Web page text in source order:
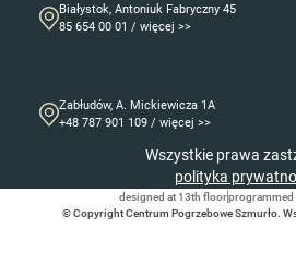
Białystok, Antoniuk Fabryczny 45
85 654 00 01 / więcej >>
Zabłudów, A. Mickiewicza 1A
+48 787 901 109 / więcej >>
Wszystkie prawa
polityka
designed at 13th floorprogrammed
© Copyright Centrum Pogrzebowe Szmurło.